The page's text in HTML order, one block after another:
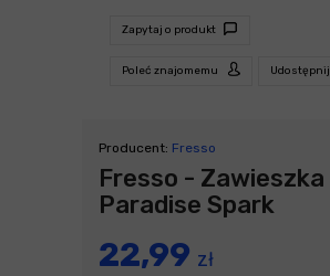
Zapytaj o produkt
Poleć znajomemu Udostępnij
Producent: Fresso
Fresso - Zawieszka
Paradise Spark
22,99 zł